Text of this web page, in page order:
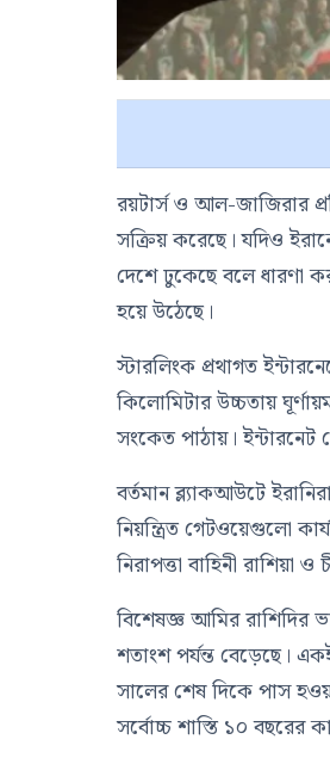
রয়টার্স ও আল-জাজিরার
সক্রিয় করেছে। যদিও
দেশে ঢুকেছে বলে ধারণা
হয়ে উঠেছে।
স্টারলিংক প্রথাগত
কিলোমিটার উচ্চতায়
সংকেত পাঠায়। ইন্টারনেট
বর্তমান ব্ল্যাকআউটে
নিয়ন্ত্রিত গেটওয়েগুলো
নিরাপত্তা বাহিনী
বিশেষজ্ঞ আমির
শতাংশ পর্যন্ত বেড়েছে।
সালের শেষ দিকে পাস
সর্বোচ্চ শাস্তি ১০ বছরের